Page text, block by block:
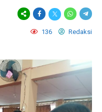
136 Redaksi